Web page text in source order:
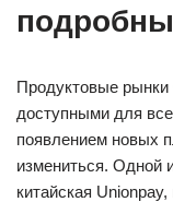
Продуктовые
доступными для
появлением новых
измениться. Одной
китайская